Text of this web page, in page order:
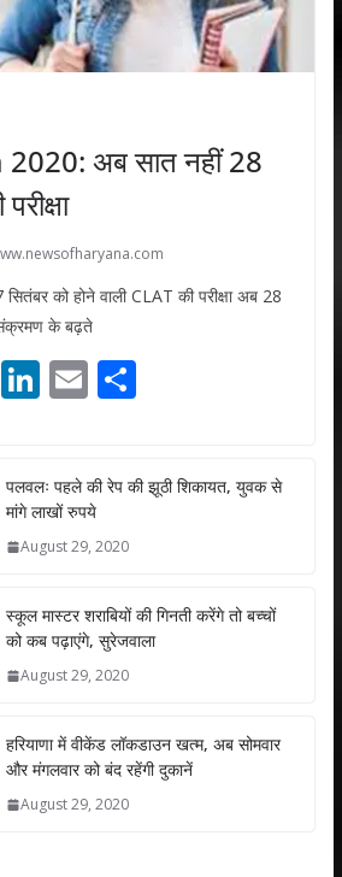
अब सात नहीं 28
को होने वाली CLAT की परीक्षा अब 28
संक्रमण के बढ़ते
er
Li
e
dI
n
E
l
S
e
पलवलः पहले की रेप की झूठी शिकायत, युवक से
मांगे लाखों रुपये
August 29, 2020
स्कूल मास्टर शराबियों की गिनती करेंगे तो बच्चों
को कब पढ़ाएंगे, सुरेजवाला
August 29, 2020
हरियाणा में वीकेंड लॉकडाउन खत्म, अब सोमवार
और मंगलवार को बंद रहेंगी दुकानें
August 29, 2020